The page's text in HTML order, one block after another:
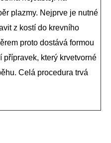
plazmy. Nejprve je nutné
z kostí do krevního
proto dostává formou
který krvetvorné
Celá procedura trvá